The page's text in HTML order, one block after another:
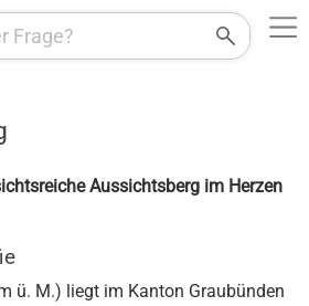
Aussichtsberg im Herzen
ü. M.) liegt im Kanton Graubünden